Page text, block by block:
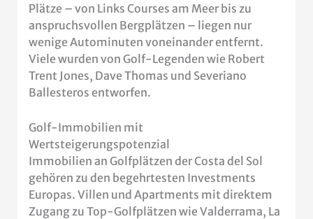
Plätze – von Links Courses am Meer bis zu
anspruchsvollen Bergplätzen – liegen nur
wenige Autominuten voneinander entfernt.
Viele wurden von Golf-Legenden wie Robert
Trent Jones, Dave Thomas und Severiano
Ballesteros entworfen.
Golf-Immobilien mit
Wertsteigerungspotenzial
Immobilien an Golfplätzen der Costa del Sol
gehören zu den begehrtesten Investments
Europas. Villen und Apartments mit direktem
Zugang zu Top-Golfplätzen wie Valderrama, La